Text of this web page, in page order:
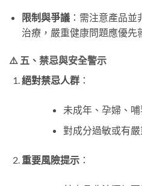
限制與爭議：需注意產品並
治療，嚴重健康問題應優先
⚠️ 五、禁忌與安全警示
絕對禁忌人群：
未成年、孕婦、
對成分過敏或有
重要風險提示：